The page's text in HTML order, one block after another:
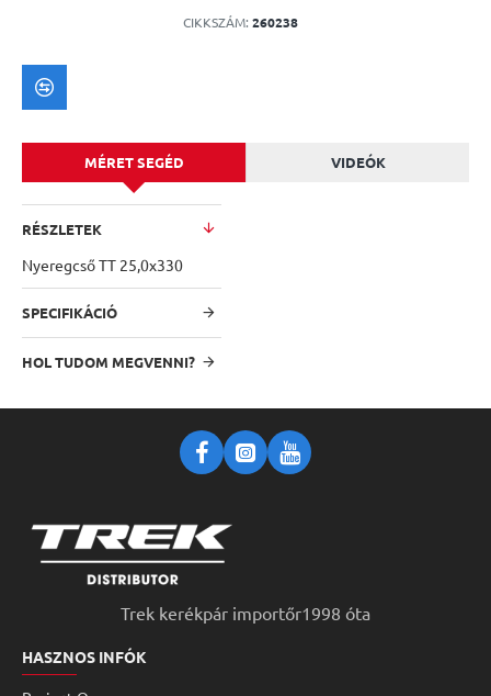
CIKKSZÁM: 260238
MÉRET SEGÉD VIDEÓK
RÉSZLETEK
Nyeregcső TT 25,0x330
SPECIFIKÁCIÓ
HOL TUDOM MEGVENNI?
Trek kerékpár importőr1998 óta
HASZNOS INFÓK